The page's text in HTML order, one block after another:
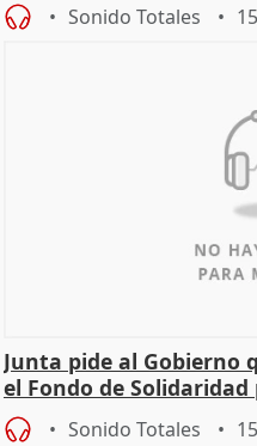
Sonido Totales
Junta pide al Gobierno
el Fondo de
Sonido Totales